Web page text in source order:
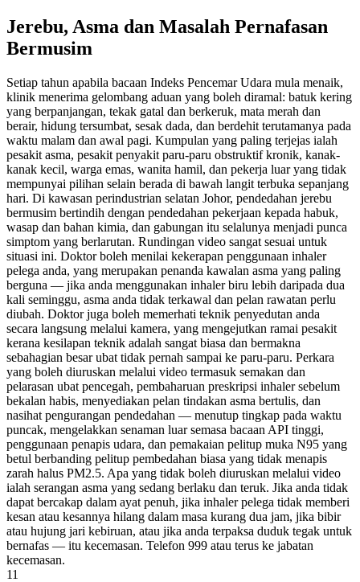
Jerebu, Asma dan Masalah Pernafasan
Bermusim
Setiap tahun apabila bacaan Indeks Pencemar Udara mula menaik,
klinik menerima gelombang aduan yang boleh diramal: batuk kering
yang berpanjangan, tekak gatal dan berkeruk, mata merah dan
berair, hidung tersumbat, sesak dada, dan berdehit terutamanya pada
waktu malam dan awal pagi. Kumpulan yang paling terjejas ialah
pesakit asma, pesakit penyakit paru-paru obstruktif kronik, kanak-
kanak kecil, warga emas, wanita hamil, dan pekerja luar yang tidak
mempunyai pilihan selain berada di bawah langit terbuka sepanjang
hari. Di kawasan perindustrian selatan Johor, pendedahan jerebu
bermusim bertindih dengan pendedahan pekerjaan kepada habuk,
wasap dan bahan kimia, dan gabungan itu selalunya menjadi punca
simptom yang berlarutan. Rundingan video sangat sesuai untuk
situasi ini. Doktor boleh menilai kekerapan penggunaan inhaler
pelega anda, yang merupakan penanda kawalan asma yang paling
berguna — jika anda menggunakan inhaler biru lebih daripada dua
kali seminggu, asma anda tidak terkawal dan pelan rawatan perlu
diubah. Doktor juga boleh memerhati teknik penyedutan anda
secara langsung melalui kamera, yang mengejutkan ramai pesakit
kerana kesilapan teknik adalah sangat biasa dan bermakna
sebahagian besar ubat tidak pernah sampai ke paru-paru. Perkara
yang boleh diuruskan melalui video termasuk semakan dan
pelarasan ubat pencegah, pembaharuan preskripsi inhaler sebelum
bekalan habis, menyediakan pelan tindakan asma bertulis, dan
nasihat pengurangan pendedahan — menutup tingkap pada waktu
puncak, mengelakkan senaman luar semasa bacaan API tinggi,
penggunaan penapis udara, dan pemakaian pelitup muka N95 yang
betul berbanding pelitup pembedahan biasa yang tidak menapis
zarah halus PM2.5. Apa yang tidak boleh diuruskan melalui video
ialah serangan asma yang sedang berlaku dan teruk. Jika anda tidak
dapat bercakap dalam ayat penuh, jika inhaler pelega tidak memberi
kesan atau kesannya hilang dalam masa kurang dua jam, jika bibir
atau hujung jari kebiruan, atau jika anda terpaksa duduk tegak untuk
bernafas — itu kecemasan. Telefon 999 atau terus ke jabatan
kecemasan.
11